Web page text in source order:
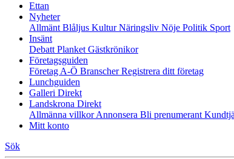
Ettan
Nyheter
Allmänt Blåljus KulturNäringsliv Nöje Politik Sport
Insänt
Debatt Planket Gästkrönikor
Företagsguiden
Företag A-Ö BranscherRegistrera ditt företag
Lunchguiden
Galleri Direkt
Landskrona Direkt
Allmänna villkorAnnonsera Bli prenumerant
Mitt konto
Sök